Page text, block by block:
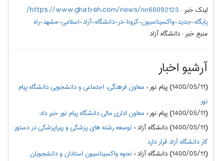
لینک خبر :
https://www.ghatreh.com/news/nn60092123/
پایگاه-جدید-واکسیناسیون-کرونا-در-دانشگاه-آزاد-اسلامی-مشهد-راه
منبع خبر :دانشگاه آزاد
آرشیو اخبار
(1400/05/11) پیام نور :معاون فرهنگی، اجتماعی و دانشجویی دانشگاه پیام
نور:
(1400/05/11) پیام نور
:معاون اداری مالی دانشگاه پیام نور خبر داد:
(1400/05/11) دانشگاه آزاد
:توسعه رشته های پزشکی و پیراپزشکی در دستور
کار دانشگاه آزاد قرار دارد
(1400/05/11) دانشگاه آزاد
:نحوه واکسیناسیون استادان و دانشجویان